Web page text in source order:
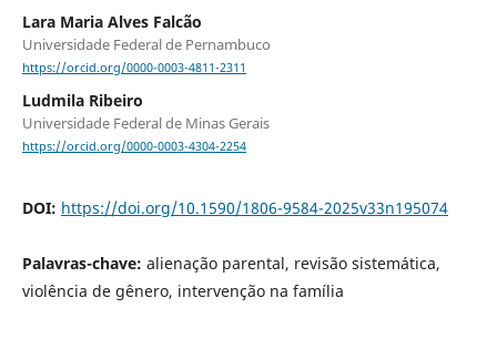
Lara Maria Alves Falcão
Universidade Federal de Pernambuco
https://orcid.org/0000-0003-4811-2311
Ludmila Ribeiro
Universidade Federal de Minas Gerais
https://orcid.org/0000-0003-4304-2254
DOI: https://doi.org/10.1590/1806-9584-2025v33n195074
Palavras-chave: alienação parental, revisão sistemática,
violência de gênero, intervenção na família